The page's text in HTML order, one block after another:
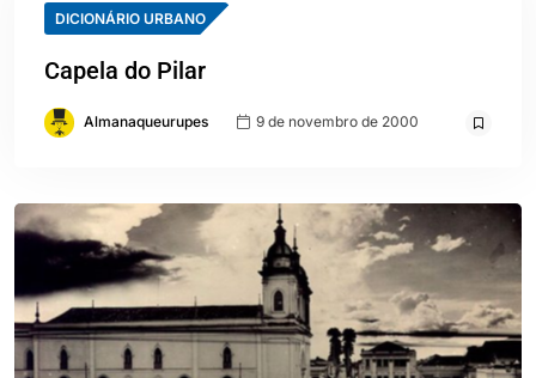
DICIONÁRIO URBANO
Capela do Pilar
Almanaqueurupes 9 de novembro de 2000